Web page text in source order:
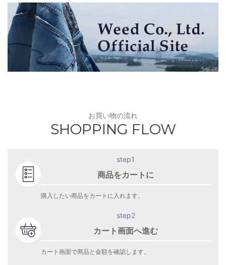
お買い物の流れ
SHOPPING FLOW
step1
商品をカートに
購入したい商品をカートに入れます。
step2
カート画面へ進む
カート画面で商品と金額を確認します。